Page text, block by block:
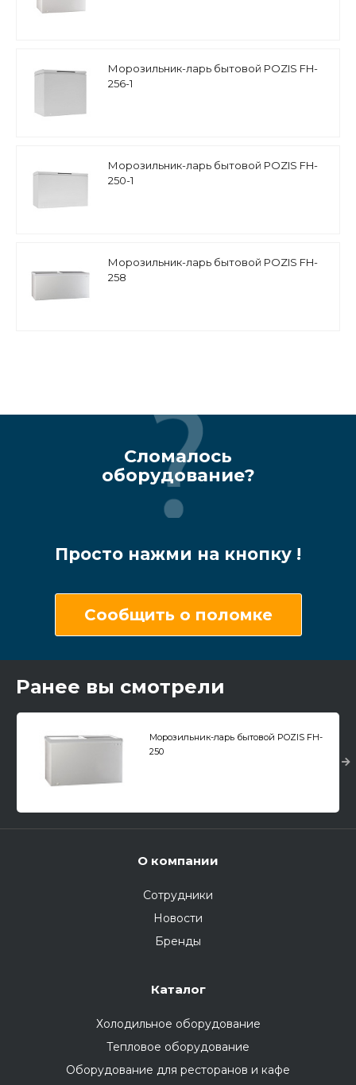
Морозильник-ларь бытовой POZIS FH-
256-1
Морозильник-ларь бытовой POZIS FH-
250-1
Морозильник-ларь бытовой POZIS FH-
258
Сломалось
оборудование?
Просто нажми на кнопку !
Сообщить о поломке
Ранее вы смотрели
Морозильник-ларь бытовой POZIS FH-
250
О компании
Сотрудники
Новости
Бренды
Каталог
Холодильное оборудование
Тепловое оборудование
Оборудование для ресторанов и кафе